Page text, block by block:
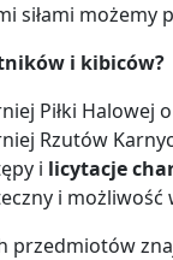
siłami
i kibiców?
Piłki Halowej
Rzutów
i licytacje
i
przedmiotów